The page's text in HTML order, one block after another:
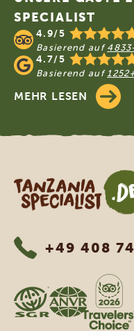
SPECIALIST
4.9/5
Basierend auf
4.7/5
Basierend auf
MEHR LESEN
Tanzania Specialist
+49 408